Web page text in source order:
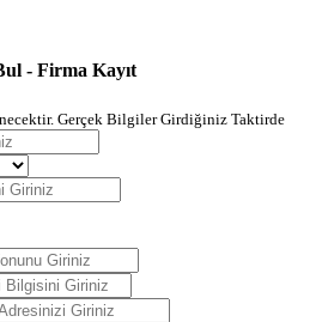
- Firma Kayıt
Gerçek Bilgiler Girdiğiniz Taktirde